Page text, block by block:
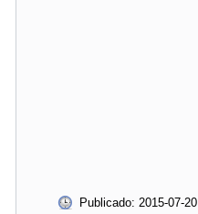
Publicado: 2015-07-20